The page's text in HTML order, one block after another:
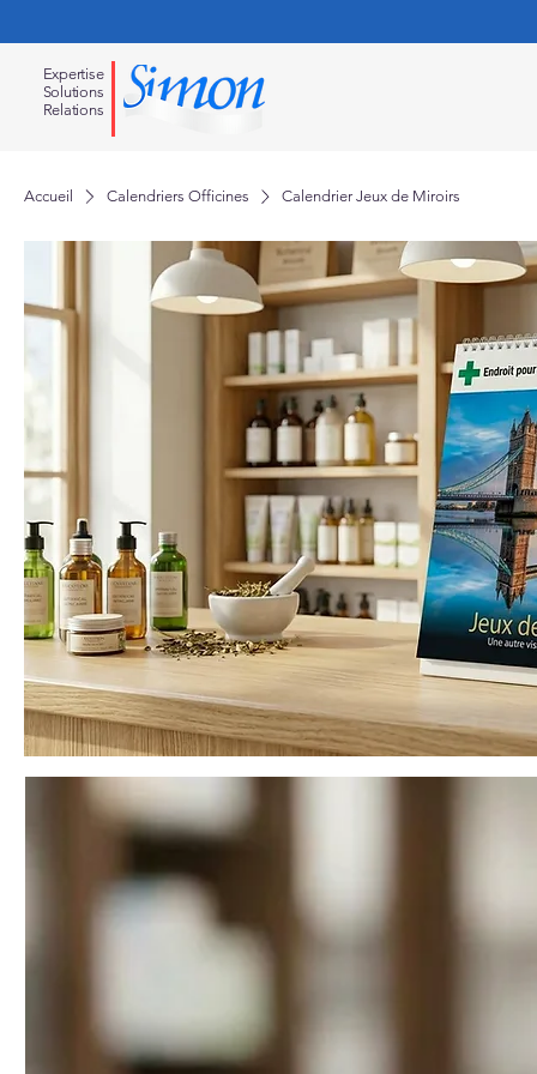
Expertise
Solutions
Relations
Accueil Calendriers Officines Calendrier Jeux de Miroirs